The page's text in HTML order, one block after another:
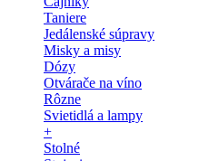
Taniere
Jedálenské súpravy
Misky a misy
Dózy
Otvárače na víno
Rôzne
Svietidlá a lampy
+
Stolné